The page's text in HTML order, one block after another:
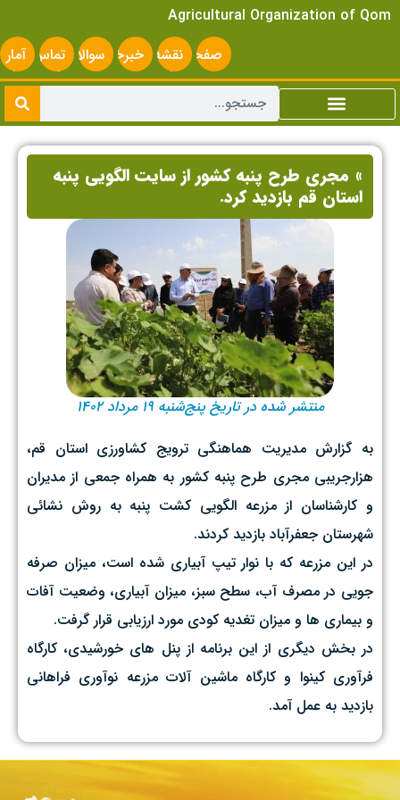
Agricultural Organization of Qom
صفحه
اصلی
نقشه
سایت
خبرخوانسوالات
متداول
تماس
با ما
آمار
» مجری طرح پنبه کشور از سایت الگویی پنبه
استان قم بازدید کرد.
منتشر شده در تاریخ پنج‌شنبه ۱۹ مرداد ۱۴۰۲
به گزارش مدیریت هماهنگی ترویج کشاورزی استان قم،
هزارجریبی مجری طرح پنبه کشور به همراه جمعی از مدیران
و کارشناسان از مزرعه الگویی کشت پنبه به روش نشائی
شهرستان جعفرآباد بازدید کردند.
در این مزرعه که با نوار تیپ آبیاری شده است، میزان صرفه
جویی در مصرف آب، سطح سبز، میزان آبیاری، وضعیت آفات
و بیماری ها و میزان تغدیه کودی مورد ارزیابی قرار گرفت.
در بخش دیگری از این برنامه از پنل های خورشیدی، کارگاه
فرآوری کینوا و کارگاه ماشین آلات مزرعه نوآوری فراهانی
بازدید به عمل آمد.